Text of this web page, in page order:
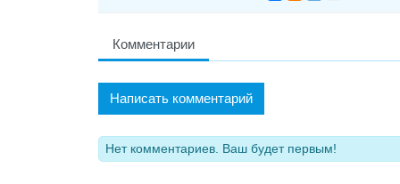
Комментарии
Написать комментарий
Нет комментариев. Ваш будет первым!